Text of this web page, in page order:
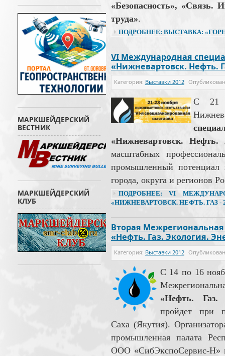
«Безопасность», «Связь.
труда».
ПОДРОБНЕЕ: ВЫСТАВКА:
VI Международная
«Нижневартовск. Нефть.
Категория: Выставки 2012
С 21
«Нижневартовск. Нефть.
масштабных
промышленный потенциал
города, округа и регионов
ПОДРОБНЕЕ: VI
«НИЖНЕВАРТОВСК. НЕФТЬ. ГАЗ -
Вторая
«Нефть. Газ. Экология.
Категория: Выставки 2012
С 14 по 16
«Нефть. Газ.
пройдет при
Саха (Якутия).
промышленная палата
ООО «СибЭкспоСервис-Н»
МАРКШЕЙДЕРСКИЙ
ВЕСТНИК
МАРКШЕЙДЕРСКИЙ
КЛУБ